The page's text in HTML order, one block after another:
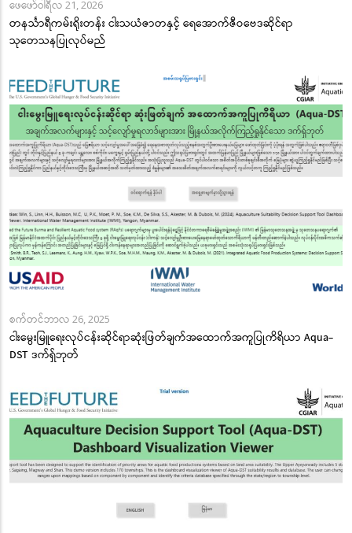
ဖေဖော်ဝါရီလ 21, 2026
တနင်္သာရီကမ်းရိုးတန်း ငါးသယံဇာတနှင့် ရေအောက်ဇီဝဗေဒဆိုင်ရာ
သုတေသနပြုလုပ်မည်
စက်တင်ဘာလ 26, 2025
ငါးမွေးမြူရေးလုပ်ငန်းဆိုင်ရာဆုံးဖြတ်ချက်အထောက်အကူပြုကိရိယာ Aqua-
DST ဒက်ရှ်ဘုတ်